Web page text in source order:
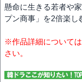
懸命に生きる若者や
プン商事」を2倍楽し
※作品詳細については
さい。